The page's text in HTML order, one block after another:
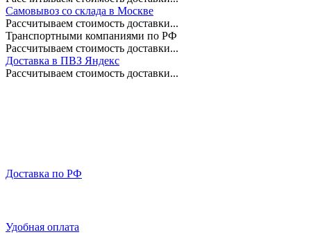
Самовывоз со склада в Москве
Рассчитываем стоимость доставки...
Транспортными компаниями по РФ
Рассчитываем стоимость доставки...
Доставка в ПВЗ Яндекс
Рассчитываем стоимость доставки...
Доставка по РФ
Удобная оплата